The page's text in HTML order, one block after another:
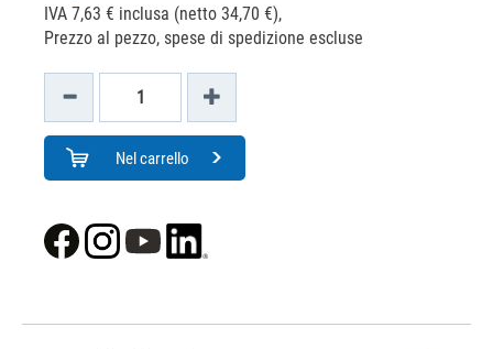
IVA 7,63 € inclusa (netto 34,70 €),
Prezzo al pezzo, spese di spedizione escluse
Nel carrello